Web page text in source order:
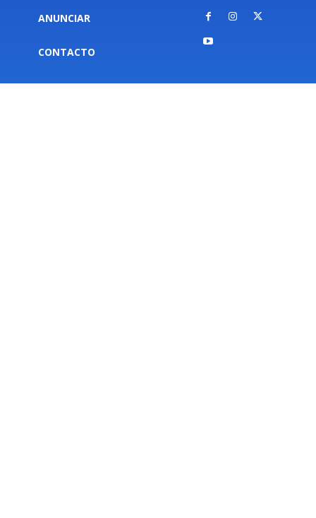
ANUNCIAR
CONTACTO